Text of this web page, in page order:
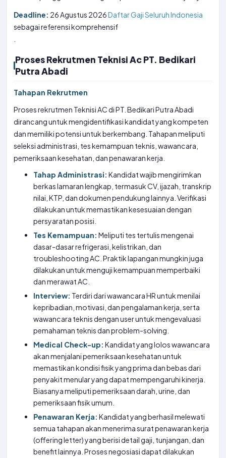
Deadline: 26 Agustus 2026Daftar Gaji Seluruh Indonesia
sebagai referensi komprehensif
Proses Rekrutmen Teknisi Ac PT. Bedikari
Putra Abadi
Tahapan Rekrutmen
Proses rekrutmen Teknisi AC di PT. Bedikari Putra Abadi
dirancang untuk mengidentifikasi kandidat yang kompeten
dan memiliki potensi untuk berkembang. Tahapan meliputi
seleksi administrasi, tes kemampuan teknis, wawancara,
pemeriksaan kesehatan, dan penawaran kerja.
Tahap Administrasi: Kandidat wajib mengirimkan
berkas lamaran lengkap, termasuk CV, ijazah, transkrip
nilai, KTP, dan dokumen pendukung lainnya. Verifikasi
dilakukan untuk memastikan kesesuaian dengan
persyaratan posisi.
Tes Kemampuan: Meliputi tes tertulis mengenai
dasar-dasar refrigerasi, kelistrikan, dan
troubleshooting AC. Praktik lapangan mungkin juga
dilakukan untuk menguji kemampuan memperbaiki
dan merawat AC.
Interview: Terdiri dari wawancara HR untuk menilai
kepribadian, motivasi, dan pengalaman kerja, serta
wawancara teknis dengan user untuk mengevaluasi
pemahaman teknis dan problem-solving.
Medical Check-up: Kandidat yang lolos wawancara
akan menjalani pemeriksaan kesehatan untuk
memastikan kondisi fisik yang prima dan bebas dari
penyakit menular yang dapat mempengaruhi kinerja.
Biasanya meliputi pemeriksaan darah, urine, dan
pemeriksaan fisik umum.
Penawaran Kerja: Kandidat yang berhasil melewati
semua tahapan akan menerima surat penawaran kerja
(offering letter) yang berisi detail gaji, tunjangan, dan
benefit lainnya. Proses negosiasi dapat dilakukan